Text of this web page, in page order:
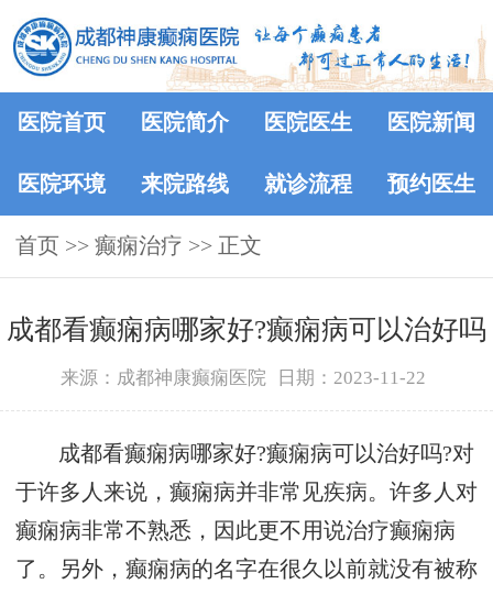
医院首页 医院简介 医院医生 医院新闻
医院环境 来院路线 就诊流程 预约医生
首页 >> 癫痫治疗 >> 正文
成都看癫痫病哪家好?癫痫病可以治好吗
来源：成都神康癫痫医院 日期：2023-11-22
成都看癫痫病哪家好?癫痫病可以治好吗?对
于许多人来说，癫痫病并非常见疾病。许多人对
癫痫病非常不熟悉，因此更不用说治疗癫痫病
了。另外，癫痫病的名字在很久以前就没有被称